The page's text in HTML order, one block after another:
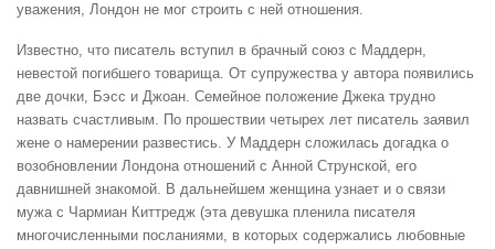
уважения, Лондон не мог строить с ней отношения.
Известно, что писатель вступил в брачный союз с Маддерн,
невестой погибшего товарища. От супружества у автора появились
две дочки, Бэсс и Джоан. Семейное положение Джека трудно
назвать счастливым. По прошествии четырех лет писатель заявил
жене о намерении развестись. У Маддерн сложилась догадка о
возобновлении Лондона отношений с Анной Струнской, его
давнишней знакомой. В дальнейшем женщина узнает и о связи
мужа с Чармиан Киттредж (эта девушка пленила писателя
многочисленными посланиями, в которых содержались любовные